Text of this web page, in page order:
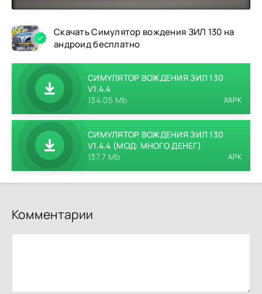
Скачать Симулятор вождения ЗИЛ 130 на
андроид бесплатно
СИМУЛЯТОР ВОЖДЕНИЯ ЗИЛ 130
V1.4.4
134.05 Mb
XAPK
СИМУЛЯТОР ВОЖДЕНИЯ ЗИЛ 130
V1.4.4 (МОД: МНОГО ДЕНЕГ)
137.7 Mb
APK
Комментарии